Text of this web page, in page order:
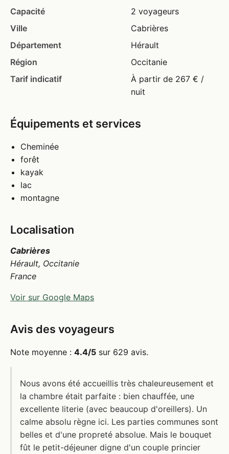
Capacité
2 voyageurs
Ville
Cabrières
Département
Hérault
Région
Occitanie
Tarif indicatif
À partir de 267 € /
nuit
Équipements et services
Cheminée
forêt
kayak
lac
montagne
Localisation
Cabrières
Hérault, Occitanie
France
Voir sur Google Maps
Avis des voyageurs
Note moyenne : 4.4/5 sur 629 avis.
Nous avons été accueillis très chaleureusement et
la chambre était parfaite : bien chauffée, une
excellente literie (avec beaucoup d'oreillers). Un
calme absolu règne ici. Les parties communes sont
belles et d'une propreté absolue. Mais le bouquet
fût le petit-déjeuner digne d'un couple princier